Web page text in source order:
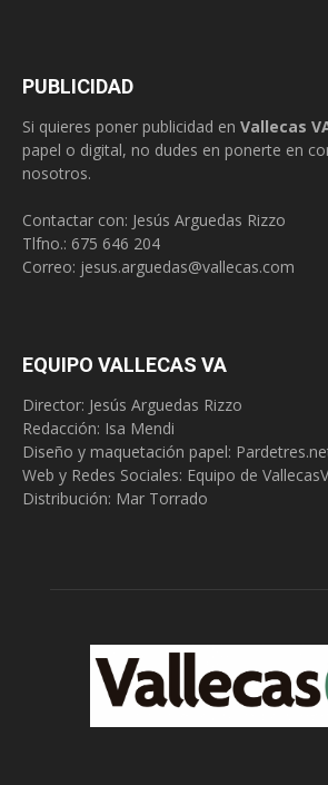
PUBLICIDAD
Si quieres poner publicidad en Vallecas
papel o digital, no dudes en ponerte en
nosotros.
Contactar con: Jesús Arguedas Rizzo
Tlfno.: 675 646 204
Correo: jesus.arguedas@vallecas.com
EQUIPO VALLECAS VA
Director: Jesús Arguedas Rizzo
Redacción: Isa Mendi
Diseño y maquetación papel:
Web y Redes Sociales: Equipo de
Distribución: Mar Torrado